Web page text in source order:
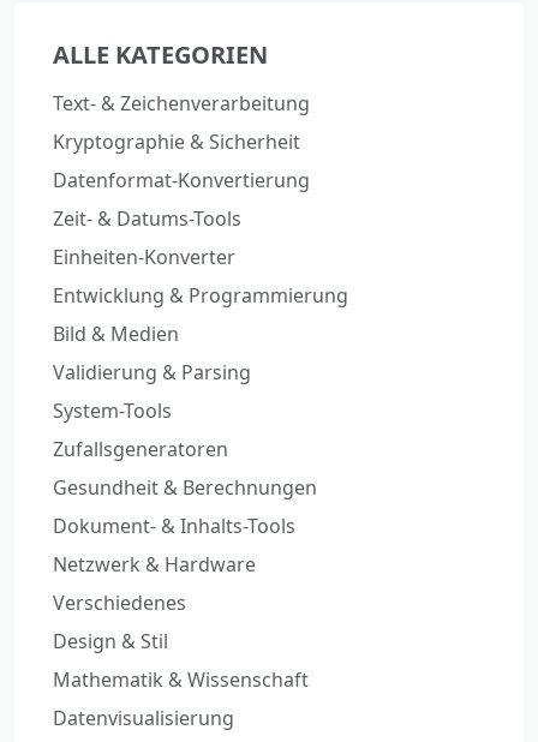
ALLE KATEGORIEN
Text- & Zeichenverarbeitung
Kryptographie & Sicherheit
Datenformat-Konvertierung
Zeit- & Datums-Tools
Einheiten-Konverter
Entwicklung & Programmierung
Bild & Medien
Validierung & Parsing
System-Tools
Zufallsgeneratoren
Gesundheit & Berechnungen
Dokument- & Inhalts-Tools
Netzwerk & Hardware
Verschiedenes
Design & Stil
Mathematik & Wissenschaft
Datenvisualisierung